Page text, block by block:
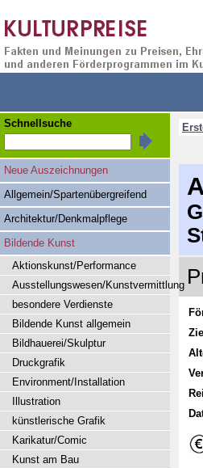
Schnellsuche
Neue Auszeichnungen
Allgemein/Spartenübergreifend
Architektur/Denkmalpflege
Bildende Kunst
Aktionskunst/Performance
Ausstellungswesen/Kunstvermittlung
besondere Verdienste
Bildende Kunst allgemein
Bildhauerei/Skulptur
Druckgrafik
Environment/Installation
Illustration
künstlerische Grafik
Karikatur/Comic
Kunst am Bau